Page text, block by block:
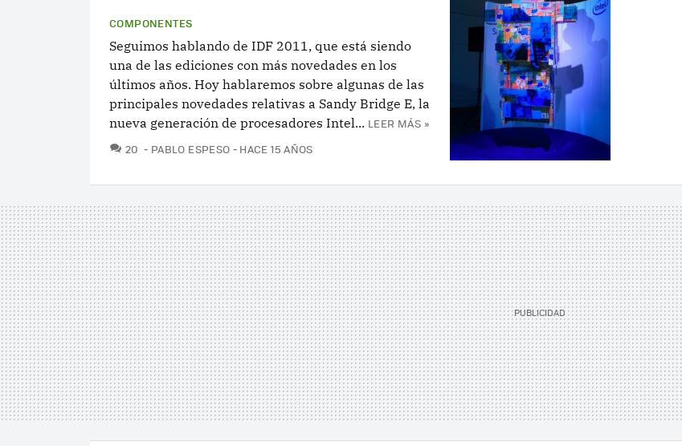
COMPONENTES
Seguimos hablando de IDF 2011, que está siendo
una de las ediciones con más novedades en los
últimos años. Hoy hablaremos sobre algunas de las
principales novedades relativas a Sandy Bridge E, la
nueva generación de procesadores Intel... LEER MÁS »
20 COMENTARIOS
PABLO ESPESO HACE 15 AÑOS